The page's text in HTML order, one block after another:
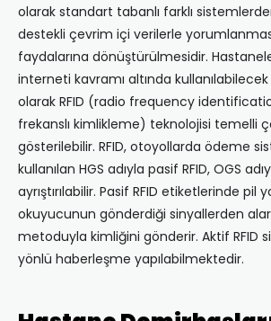
olarak standart tabanlı farklı
destekli çevrim içi verilerle
faydalarına dönüştürülmesidir.
interneti kavramı altında
olarak RFID (radio frequency
frekanslı kimlikleme) teknolojisi temelli
gösterilebilir. RFID, otoyollarda ödeme
kullanılan HGS adıyla pasif RFID, OGS
ayrıştırılabilir. Pasif RFID etiketlerinde pil
okuyucunun gönderdiği sinyallerden
metoduyla kimliğini gönderir. Aktif RFID
yönlü haberleşme yapılabilmektedir.